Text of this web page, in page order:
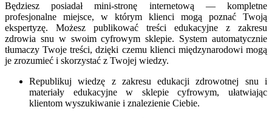
Będziesz posiadał mini-stronę internetową — kompletne
profesjonalne miejsce, w którym klienci mogą poznać Twoją
ekspertyzę. Możesz publikować treści edukacyjne z zakresu
zdrowia snu w swoim cyfrowym sklepie. System automatycznie
tłumaczy Twoje treści, dzięki czemu klienci międzynarodowi mogą
je zrozumieć i skorzystać z Twojej wiedzy.
Republikuj wiedzę z zakresu edukacji zdrowotnej snu i
materiały edukacyjne w sklepie cyfrowym, ułatwiając
klientom wyszukiwanie i znalezienie Ciebie.